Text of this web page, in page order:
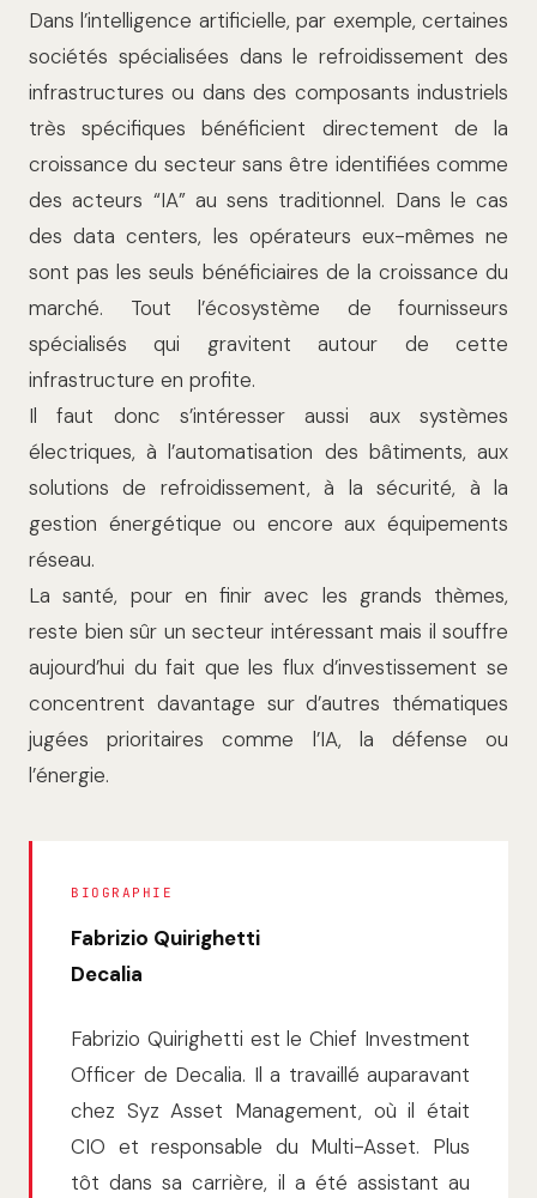
Dans l’intelligence artificielle, par exemple, certaines
sociétés spécialisées dans le refroidissement des
infrastructures ou dans des composants industriels
très spécifiques bénéficient directement de la
croissance du secteur sans être identifiées comme
des acteurs “IA” au sens traditionnel. Dans le cas
des data centers, les opérateurs eux-mêmes ne
sont pas les seuls bénéficiaires de la croissance du
marché. Tout l’écosystème de fournisseurs
spécialisés qui gravitent autour de cette
infrastructure en profite.
Il faut donc s’intéresser aussi aux systèmes
électriques, à l’automatisation des bâtiments, aux
solutions de refroidissement, à la sécurité, à la
gestion énergétique ou encore aux équipements
réseau.
La santé, pour en finir avec les grands thèmes,
reste bien sûr un secteur intéressant mais il souffre
aujourd’hui du fait que les flux d’investissement se
concentrent davantage sur d’autres thématiques
jugées prioritaires comme l’IA, la défense ou
l’énergie.
BIOGRAPHIE
Fabrizio Quirighetti
Decalia
Fabrizio Quirighetti est le Chief Investment
Officer de Decalia. Il a travaillé auparavant
chez Syz Asset Management, où il était
CIO et responsable du Multi-Asset. Plus
tôt dans sa carrière, il a été assistant au